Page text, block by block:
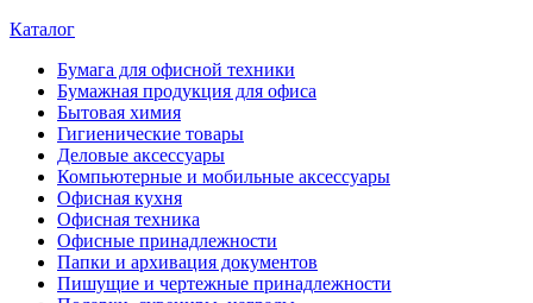
Каталог
Бумага для офисной техники
Бумажная продукция для офиса
Бытовая химия
Гигиенические товары
Деловые аксессуары
Компьютерные и мобильные аксессуары
Офисная кухня
Офисная техника
Офисные принадлежности
Папки и архивация документов
Пишущие и чертежные принадлежности